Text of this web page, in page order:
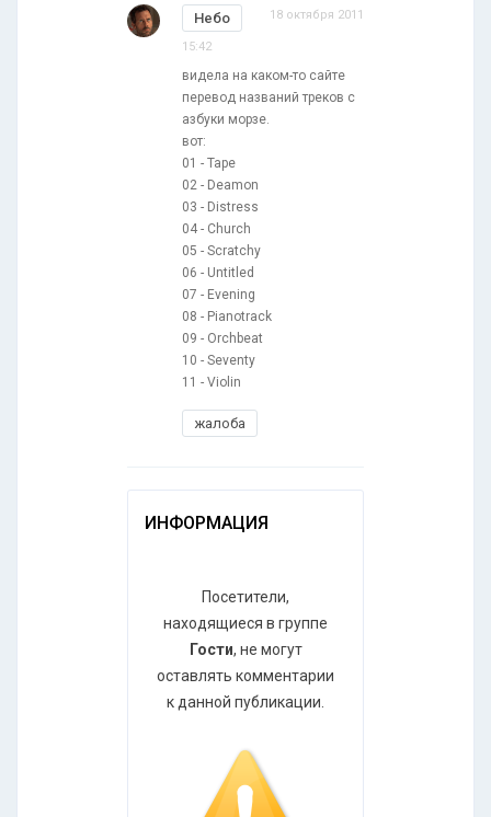
Небо 18 октября 2011
15:42
видела на каком-то сайте
перевод названий треков с
азбуки морзе.
вот:
01 - Tape
02 - Deamon
03 - Distress
04 - Church
05 - Scratchy
06 - Untitled
07 - Evening
08 - Pianotrack
09 - Orchbeat
10 - Seventy
11 - Violin
жалоба
ИНФОРМАЦИЯ
Посетители,
находящиеся в группе
Гости, не могут
оставлять комментарии
к данной публикации.